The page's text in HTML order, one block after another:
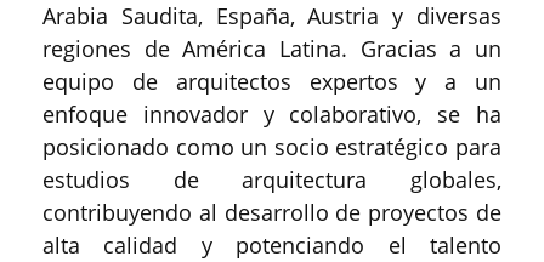
Arabia Saudita, España, Austria y diversas
regiones de América Latina. Gracias a un
equipo de arquitectos expertos y a un
enfoque innovador y colaborativo, se ha
posicionado como un socio estratégico para
estudios de arquitectura globales,
contribuyendo al desarrollo de proyectos de
alta calidad y potenciando el talento